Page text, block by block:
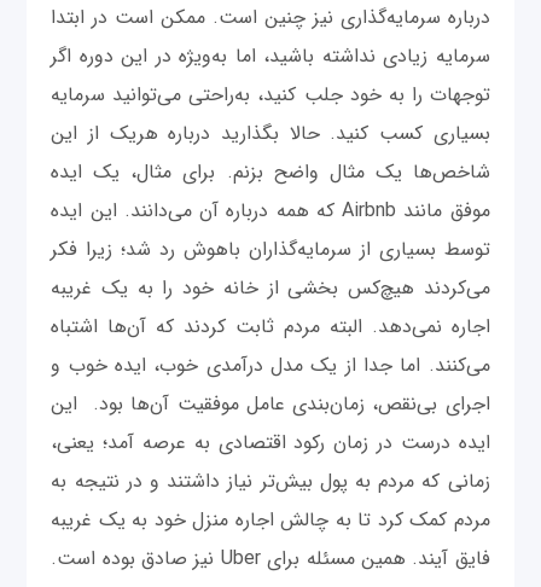
درباره سرمایه‌گذاری نیز چنین است. ممکن است در ابتدا
سرمایه زیادی نداشته باشید، اما به‌ویژه در این دوره اگر
توجهات را به خود جلب کنید، به‌راحتی می‌توانید سرمایه
بسیاری کسب کنید. حالا بگذارید درباره هریک از این
شاخص‌ها یک مثال واضح بزنم. برای مثال، یک ایده
موفق مانند Airbnb که همه درباره آن می‌دانند. این ایده
توسط بسیاری از سرمایه‌گذاران باهوش رد شد؛ زیرا فکر
می‌کردند هیچ‌کس بخشی از خانه خود را به یک غریبه
اجاره نمی‌دهد. البته مردم ثابت کردند که آن‌ها اشتباه
می‌کنند. اما جدا از یک مدل درآمدی خوب، ایده خوب و
اجرای بی‌نقص، زمان‌بندی عامل موفقیت آن‌ها بود. این
ایده درست در زمان رکود اقتصادی به عرصه آمد؛ یعنی،
زمانی که مردم به پول بیش‌تر نیاز داشتند و در نتیجه به
مردم کمک کرد تا به چالش اجاره منزل خود به یک غریبه
فایق آیند. همین مسئله برای Uber نیز صادق بوده است.